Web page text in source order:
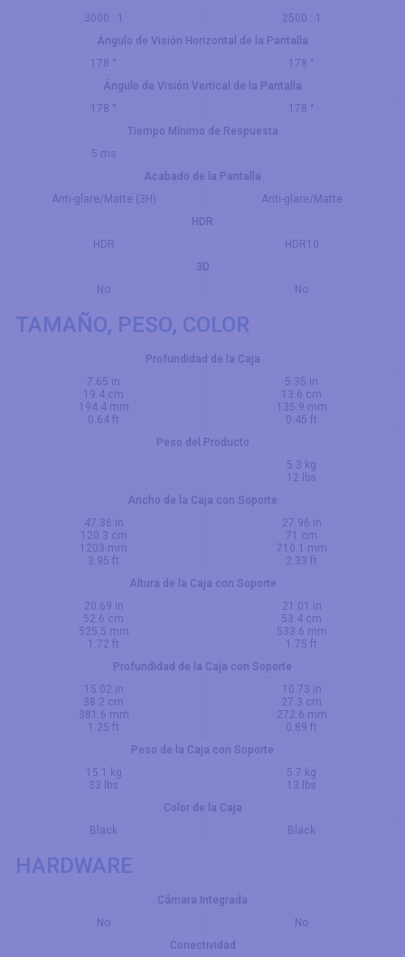
3000 : 1
2500 : 1
Ángulo de Visión Horizontal de la Pantalla
178 °
178 °
Ángulo de Visión Vertical de la Pantalla
178 °
178 °
Tiempo Mínimo de Respuesta
5 ms
Acabado de la Pantalla
Anti-glare/Matte (3H)
Anti-glare/Matte
HDR
HDR
HDR10
3D
No
No
TAMAÑO, PESO, COLOR
Profundidad de la Caja
7.65 in
19.4 cm
194.4 mm
0.64 ft
5.35 in
13.6 cm
135.9 mm
0.45 ft
Peso del Producto
5.3 kg
12 lbs
Ancho de la Caja con Soporte
47.36 in
120.3 cm
1203 mm
3.95 ft
27.96 in
71 cm
710.1 mm
2.33 ft
Altura de la Caja con Soporte
20.69 in
52.6 cm
525.5 mm
1.72 ft
21.01 in
53.4 cm
533.6 mm
1.75 ft
Profundidad de la Caja con Soporte
15.02 in
38.2 cm
381.6 mm
1.25 ft
10.73 in
27.3 cm
272.6 mm
0.89 ft
Peso de la Caja con Soporte
15.1 kg
33 lbs
5.7 kg
13 lbs
Color de la Caja
Black
Black
HARDWARE
Cámara Integrada
No
No
Conectividad